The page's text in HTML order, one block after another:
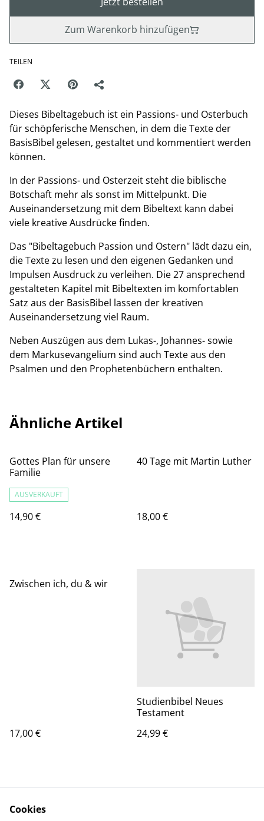
Zum Warenkorb hinzufügen
TEILEN
Dieses Bibeltagebuch ist ein Passions- und Osterbuch
für schöpferische Menschen, in dem die Texte der
BasisBibel gelesen, gestaltet und kommentiert werden
können.
In der Passions- und Osterzeit steht die biblische
Botschaft mehr als sonst im Mittelpunkt. Die
Auseinandersetzung mit dem Bibeltext kann dabei
viele kreative Ausdrücke finden.
Das "Bibeltagebuch Passion und Ostern" lädt dazu ein,
die Texte zu lesen und den eigenen Gedanken und
Impulsen Ausdruck zu verleihen. Die 27 ansprechend
gestalteten Kapitel mit Bibeltexten im komfortablen
Satz aus der BasisBibel lassen der kreativen
Auseinandersetzung viel Raum.
Neben Auszügen aus dem Lukas-, Johannes- sowie
dem Markusevangelium sind auch Texte aus den
Psalmen und den Prophetenbüchern enthalten.
Ähnliche Artikel
Gottes Plan für unsere
Familie
AUSVERKAUFT
14,90 €
40 Tage mit Martin Luther
18,00 €
Zwischen ich, du & wir
17,00 €
Studienbibel Neues
Testament
24,99 €
Cookies